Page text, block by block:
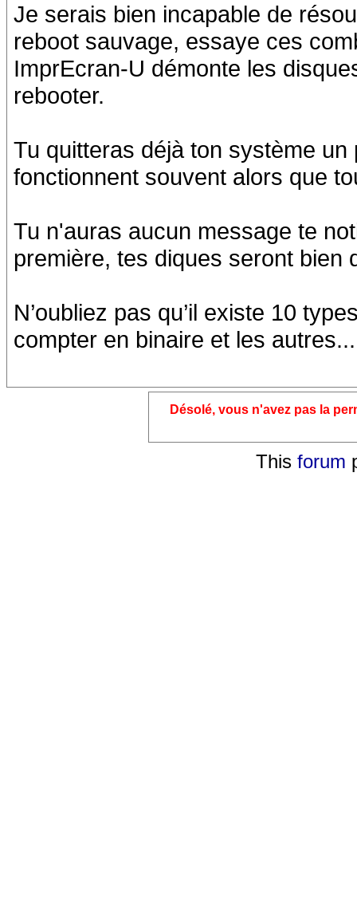
Je serais bien incapable de
reboot sauvage, essaye ces
ImprEcran-U démonte les
rebooter.
Tu quitteras déjà ton système
fonctionnent souvent alors que
Tu n'auras aucun message te
première, tes diques seront bien
N’oubliez pas qu’il existe 10
compter en binaire et les autres...
Désolé, vous n'avez pas la
This forum